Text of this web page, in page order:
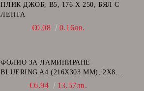
ПЛИК ДЖОБ, В5, 176 Х 250, БЯЛ С
ЛЕНТА
€0.08 0.16лв.
ФОЛИО ЗА ЛАМИНИРАНЕ
BLUERING A4 (216X303 MM), 2X80
МИКРОНА 100 БР.
€6.94 13.57лв.